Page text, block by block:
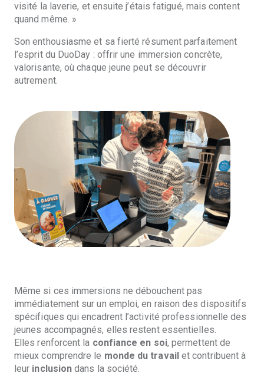
visité la laverie, et ensuite j’étais fatigué, mais content
quand même. »
Son enthousiasme et sa fierté résument parfaitement
l’esprit du DuoDay : offrir une immersion concrète,
valorisante, où chaque jeune peut se découvrir
autrement.
Même si ces immersions ne débouchent pas
immédiatement sur un emploi, en raison des dispositifs
spécifiques qui encadrent l’activité professionnelle des
jeunes accompagnés, elles restent essentielles.
Elles renforcent la confiance en soi, permettent de
mieux comprendre le monde du travailet contribuent à
leur inclusion dans la société.